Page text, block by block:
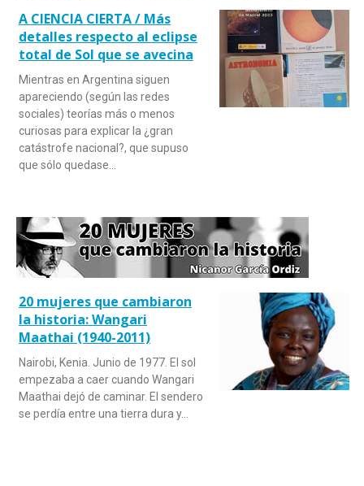
A CIENCIA CIERTA / Más
detalles respecto al eclipse
total de Sol que se avecina
Mientras en Argentina siguen
apareciendo (según las redes
sociales) teorías más o menos
curiosas para explicar la ¿gran
catástrofe nacional?, que supuso
que sólo quedase…
20 mujeres que cambiaron
la historia: Wangari
Maathai (1940-2011)
Nairobi, Kenia. Junio de 1977. El sol
empezaba a caer cuando Wangari
Maathai dejó de caminar. El sendero
se perdía entre una tierra dura y…